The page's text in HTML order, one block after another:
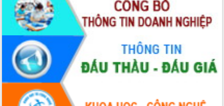
Hội nghị triển khai kết nối mạng
truyền số liệu chuyên dùng phục vụ cơ
quan Đảng, Nhà nước
Lễ phát động chuỗi hoạt động chung
tay làm sạch môi trường
Xã Ea Kar bước chuyển mình trong
công tác cải cách hành chính mô hình
mới
UBND tỉnh họp báo định kỳ tháng 4
năm 2026